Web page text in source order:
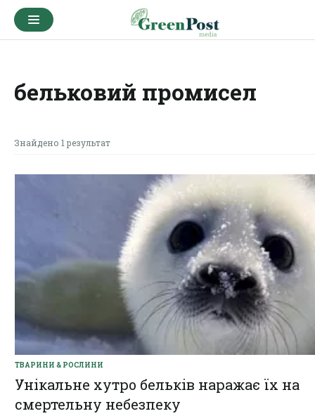
бельковий промисел
Знайдено 1 результат
ТВАРИНИ & РОСЛИНИ
Унікальне хутро бельків наражає їх на
смертельну небезпеку